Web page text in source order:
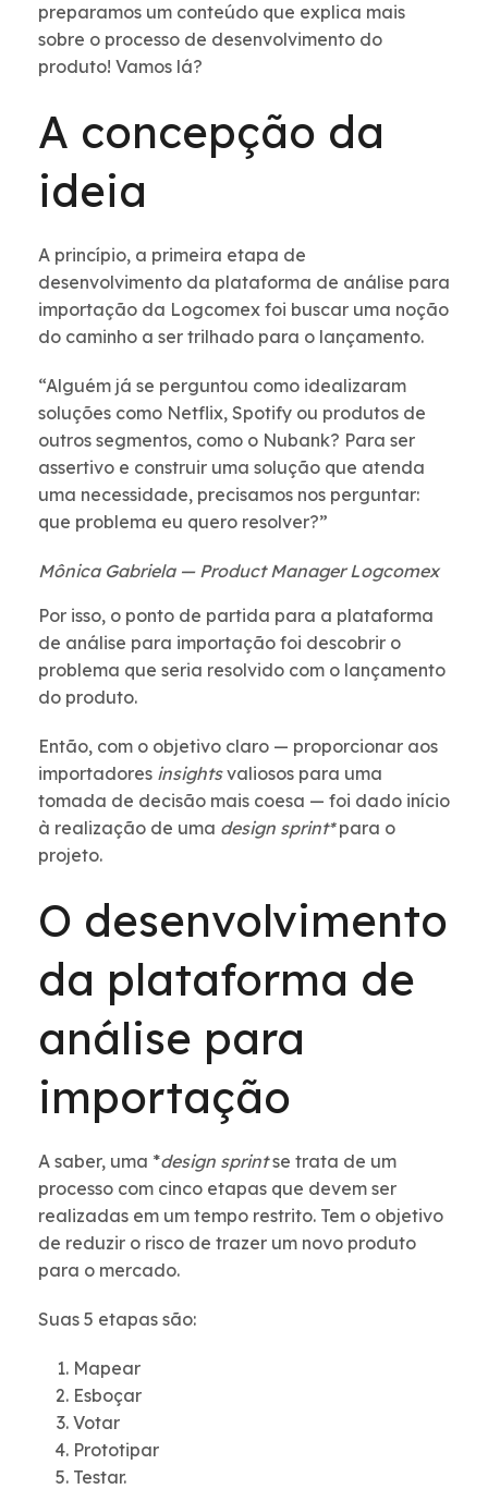
preparamos um conteúdo que explica mais
sobre o processo de desenvolvimento do
produto! Vamos lá?
A concepção da
ideia
A princípio, a primeira etapa de
desenvolvimento da plataforma de análise para
importação da Logcomex foi buscar uma noção
do caminho a ser trilhado para o lançamento.
“Alguém já se perguntou como idealizaram
soluções como Netflix, Spotify ou produtos de
outros segmentos, como o Nubank? Para ser
assertivo e construir uma solução que atenda
uma necessidade, precisamos nos perguntar:
que problema eu quero resolver?”
Mônica Gabriela — Product Manager Logcomex
Por isso, o ponto de partida para a plataforma
de análise para importação foi descobrir o
problema que seria resolvido com o lançamento
do produto.
Então, com o objetivo claro — proporcionar aos
importadores insightsvaliosos para uma
tomada de decisão mais coesa — foi dado início
à realização de uma design sprint*para o
projeto.
O desenvolvimento
da plataforma de
análise para
importação
A saber, uma *design sprintse trata de um
processo com cinco etapas que devem ser
realizadas em um tempo restrito. Tem o objetivo
de reduzir o risco de trazer um novo produto
para o mercado.
Suas 5 etapas são:
Mapear
Esboçar
Votar
Prototipar
Testar.